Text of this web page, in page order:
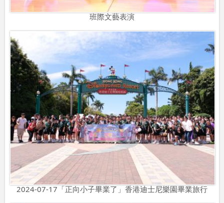
班際文藝表演
2024-07-17「正向小子畢業了」香港迪士尼樂園畢業旅行